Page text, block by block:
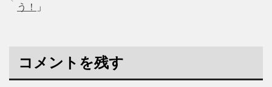
う！
」
コメントを残す